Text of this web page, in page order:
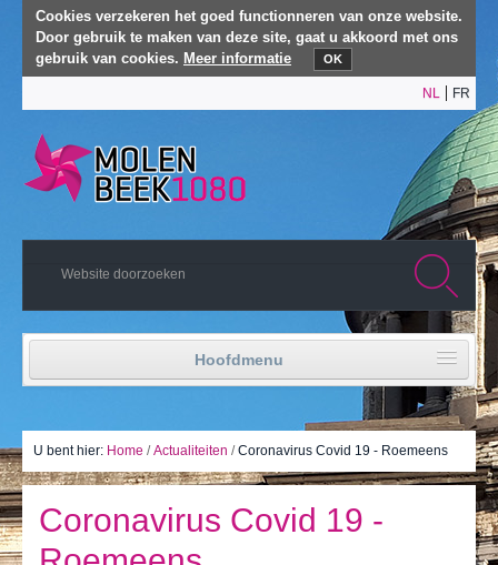
Cookies verzekeren het goed functionneren van onze website.
Door gebruik te maken van deze site, gaat u akkoord met ons
gebruik van cookies. Meer informatie OK
NL FR
Hoofdmenu
Politiek leven
Ik bezoek
U bent hier: Home /Actualiteiten /Coronavirus Covid 19 - Roemeens
Coronavirus Covid 19 -